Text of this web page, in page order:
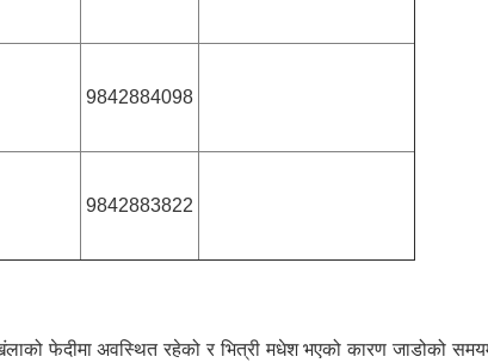
9842884098
9842883822
फेदीमा अवस्थित रहेको र भित्री मधेश भएको कारण जाडोको